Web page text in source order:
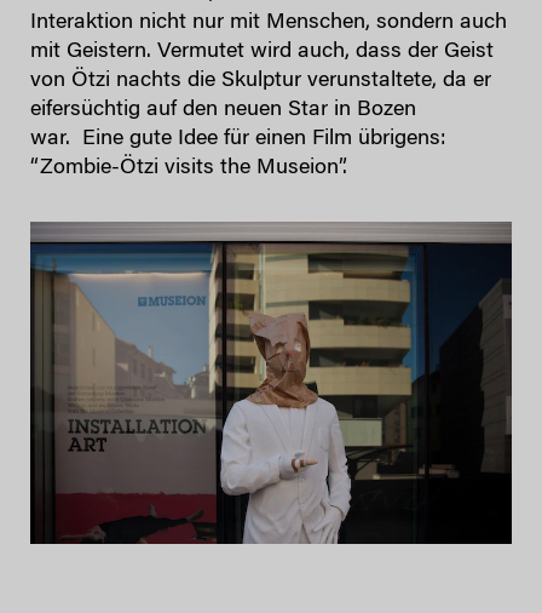
Interaktion nicht nur mit Menschen, sondern auch
mit Geistern. Vermutet wird auch, dass der Geist
von Ötzi nachts die Skulptur verunstaltete, da er
eifersüchtig auf den neuen Star in Bozen
war. Eine gute Idee für einen Film übrigens:
“Zombie-Ötzi visits the Museion”.